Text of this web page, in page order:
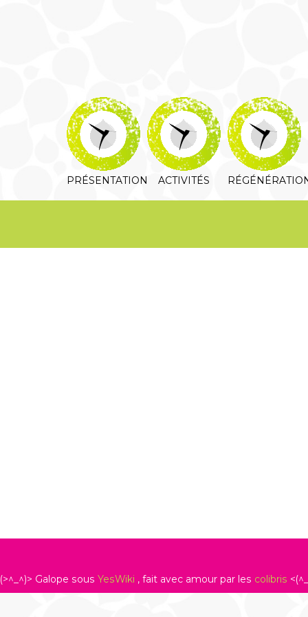
PRÉSENTATION ACTIVITÉS
(>^_^)> Galope sous YesWiki , fait avec amour par les colibris